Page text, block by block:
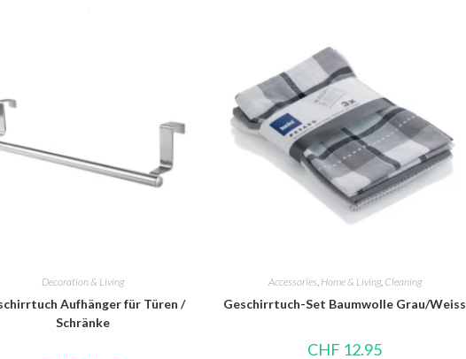
Decoration & Living
Aufhänger für Türen /
Schränke
Accessories Home & Living, Cleaning
Geschirrtuch-Set Baumwolle Grau/Weiss
CHF 12.95